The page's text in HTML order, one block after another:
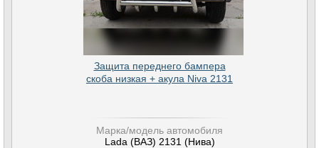
Защита переднего бампера
скоба низкая + акула Niva 2131
Марка/модель автомобиля
Lada (ВАЗ) 2131 (Нива)